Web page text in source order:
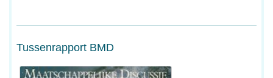
Tussenrapport BMD